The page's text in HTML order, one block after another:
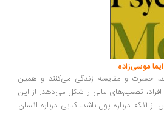
و مقایسه زندگی می‌کنند و همین
مالی را شکل می‌دهد. از این
پول باشد، کتابی درباره انسان